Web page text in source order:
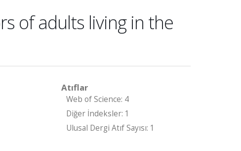
of adults living in the
Atıflar
Web of Science: 4
Diğer İndeksler: 1
Ulusal Dergi Atıf Sayısı: 1